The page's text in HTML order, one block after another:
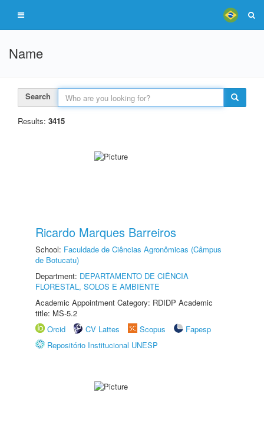
Name
Search
Results: 3415
Ricardo Marques Barreiros
School: Faculdade de Ciências Agronômicas (Câmpus
de Botucatu)
Department: DEPARTAMENTO DE CIÊNCIA
FLORESTAL, SOLOS E AMBIENTE
Academic Appointment Category: RDIDP Academic
title: MS-5.2
Orcid
CV Lattes Scopus
Fapesp
Repositório Institucional UNESP